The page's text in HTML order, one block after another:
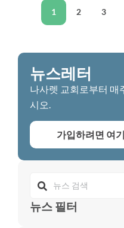
1 2 3
뉴스레터
나사렛 교회로부터 매
시오.
가입하려면 여
뉴스 필터